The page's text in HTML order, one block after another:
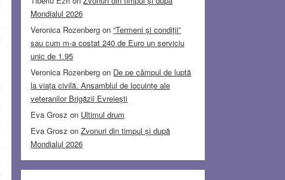
Mondialul 2026
Veronica Rozenberg on“Termeni și condiții”
sau cum m-a costat 240 de Euro un serviciu
unic de 1.95
Veronica Rozenberg on De pe câmpul de luptă
la viața civilă. Ansamblul de locuințe ale
veteranilor Brigăzii Evreiești
Eva Grosz on Ultimul drum
Eva Grosz onZvonuri din timpul și după
Mondialul 2026